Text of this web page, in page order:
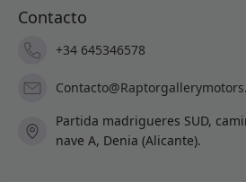
Contacto
+34 645346578
Partida madrigueres SUD,
nave A, Denia (Alicante).